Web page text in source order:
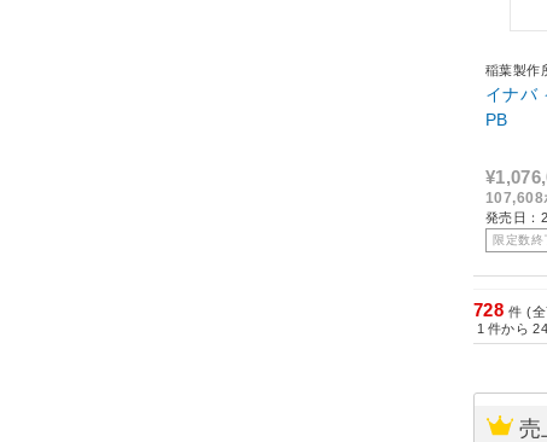
稲葉製作
イナバ
PB
107,608
発売日：
限定数終
728 件 (
1 件から 24
売